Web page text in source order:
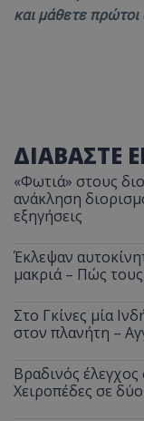
και μάθετε πρώτοι
ΔΙΑΒΑΣΤΕ
«Φωτιά» στους
ανάκληση
εξηγήσεις
Έκλεψαν
μακριά – Πώς
Στο Γκίνες μία
στον πλανήτη –
Βραδινός
Χειροπέδες σε